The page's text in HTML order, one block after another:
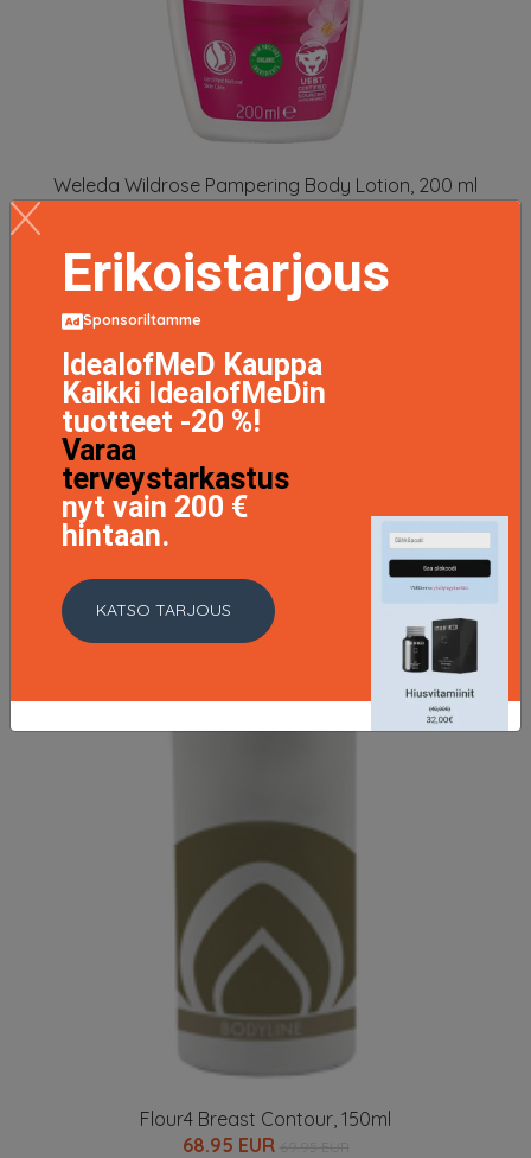
Weleda Wildrose Pampering Body Lotion, 200 ml
LISÄTIETOJA
Flour4 Breast Contour, 150ml
68.95 EUR
Erikoistarjous
Sponsoriltamme
IdealofMeD Kauppa
Kaikki IdealofMeDin
tuotteet -20 %!
Varaa
terveystarkastus
nyt vain 200 €
hintaan.
KATSO TARJOUS